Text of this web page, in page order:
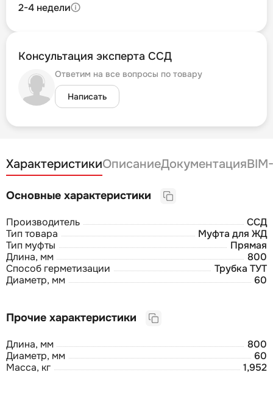
2-4 недели
Консультация эксперта ССД
Ответим на все вопросы по товару
Написать
ХарактеристикиОписаниеДокументация
Основные характеристики
Производитель
ССД
Тип товара
Муфта для ЖД
Тип муфты
Прямая
Длина, мм
800
Способ герметизации
Трубка ТУТ
Диаметр, мм
60
Прочие характеристики
Длина, мм
800
Диаметр, мм
60
Масса, кг
1,952